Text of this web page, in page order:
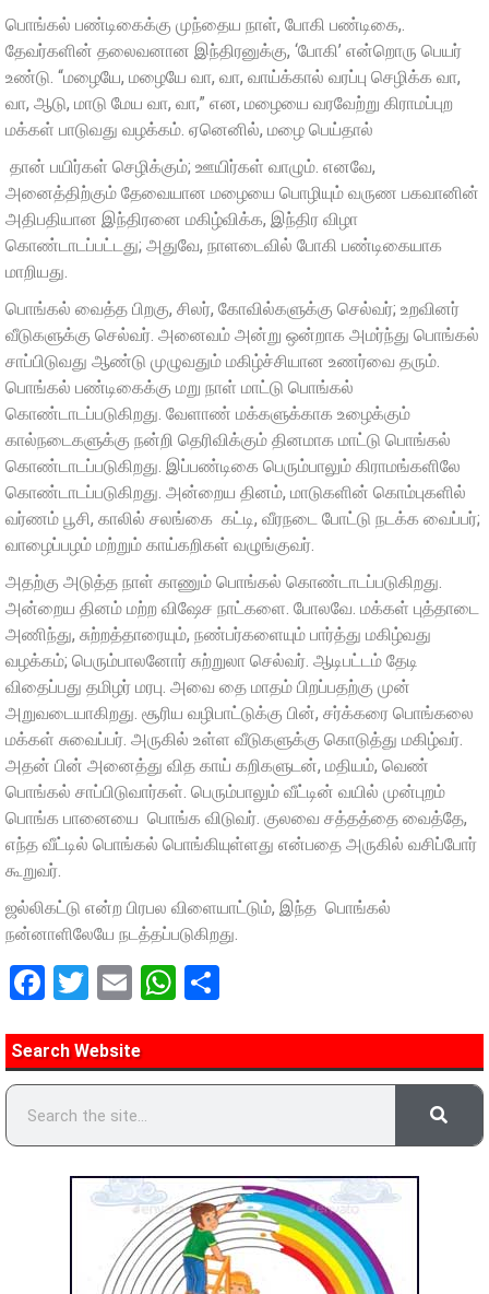
பொங்கல் பண்டிகைக்கு முந்தைய நாள், போகி பண்டிகை,.
தேவர்களின் தலைவனான இந்திரனுக்கு, ‘போகி’ என்றொரு பெயர்
உண்டு. “மழையே, மழையே வா, வா, வாய்க்கால் வரப்பு செழிக்க வா,
வா, ஆடு, மாடு மேய வா, வா,” என, மழையை வரவேற்று கிராமப்புற
மக்கள் பாடுவது வழக்கம். ஏனெனில், மழை பெய்தால்
தான் பயிர்கள் செழிக்கும்; ஊயிர்கள் வாழும். எனவே,
அனைத்திற்கும் தேவையான மழையை பொழியும் வருண பகவானின்
அதிபதியான இந்திரனை மகிழ்விக்க, இந்திர விழா
கொண்டாடப்பட்டது; அதுவே, நாளடைவில் போகி பண்டிகையாக
மாறியது.
பொங்கல் வைத்த பிறகு, சிலர், கோவில்களுக்கு செல்வர்; உறவினர்
வீடுகளுக்கு செல்வர். அனைவம் அன்று ஒன்றாக அமர்ந்து பொங்கல்
சாப்பிடுவது ஆண்டு முழுவதும் மகிழ்ச்சியான உணர்வை தரும்.
பொங்கல் பண்டிகைக்கு மறு நாள் மாட்டு பொங்கல்
கொண்டாடப்படுகிறது. வேளாண் மக்களுக்காக உழைக்கும்
கால்நடைகளுக்கு நன்றி தெரிவிக்கும் தினமாக மாட்டு பொங்கல்
கொண்டாடப்படுகிறது. இப்பண்டிகை பெரும்பாலும் கிராமங்களிலே
கொண்டாடப்படுகிறது. அன்றைய தினம், மாடுகளின் கொம்புகளில்
வர்ணம் பூசி, காலில் சலங்கை கட்டி, வீரநடை போட்டு நடக்க வைப்பர்;
வாழைப்பழம் மற்றும் காய்கறிகள் வழுங்குவர்.
அதற்கு அடுத்த நாள் காணும் பொங்கல் கொண்டாடப்படுகிறது.
அன்றைய தினம் மற்ற விஷேச நாட்களை. போலவே. மக்கள் புத்தாடை
அணிந்து, சுற்றத்தாரையும், நண்பர்களையும் பார்த்து மகிழ்வது
வழக்கம்; பெரும்பாலனோர் சுற்றுலா செல்வர். ஆடிபட்டம் தேடி
விதைப்பது தமிழர் மரபு. அவை தை மாதம் பிறப்பதற்கு முன்
அறுவடையாகிறது. சூரிய வழிபாட்டுக்கு பின், சர்க்கரை பொங்கலை
மக்கள் சுவைப்பர். அருகில் உள்ள வீடுகளுக்கு கொடுத்து மகிழ்வர்.
அதன் பின் அனைத்து வித காய் கறிகளுடன், மதியம், வெண்
பொங்கல் சாப்பிடுவார்கள். பெரும்பாலும் வீட்டின் வயில் முன்புறம்
பொங்க பானையை பொங்க விடுவர். குலவை சத்தத்தை வைத்தே,
எந்த வீட்டில் பொங்கல் பொங்கியுள்ளது என்பதை அருகில் வசிப்போர்
கூறுவர்.
ஜல்லிகட்டு என்ற பிரபல விளையாட்டும், இந்த பொங்கல்
நன்னாளிலேயே நடத்தப்படுகிறது.
Facebook
Twitter
EmailWhatsApp
Search Website